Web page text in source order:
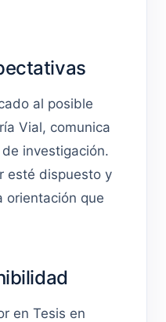
al posible
Vial, comunica
investigación.
esté dispuesto y
orientación que
en Tesis en